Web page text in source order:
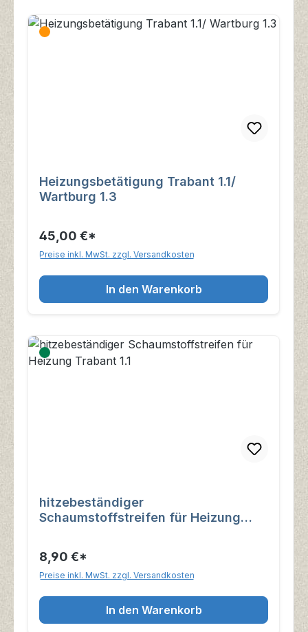
Heizungsbetätigung Trabant 1.1/
Wartburg 1.3
45,00 €*
Preise inkl. MwSt. zzgl. Versandkosten
In den Warenkorb
hitzebeständiger
Schaumstoffstreifen für Heizung
8,90 €*
Preise inkl. MwSt. zzgl. Versandkosten
In den Warenkorb